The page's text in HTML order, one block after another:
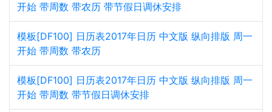
开始 带周数 带农历 带节假日调休安排
模板[DF100] 日历表2017年日历 中文版 纵向排版 周一
开始 带周数 带农历
模板[DF100] 日历表2017年日历 中文版 纵向排版 周一
开始 带周数 带节假日调休安排